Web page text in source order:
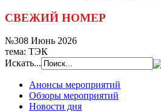
СВЕЖИЙ НОМЕР
№308 Июнь 2026
тема: ТЭК
Искать...
Анонсы мероприятий
Обзоры мероприятий
Новости дня